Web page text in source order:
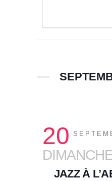
20
JAZZ À